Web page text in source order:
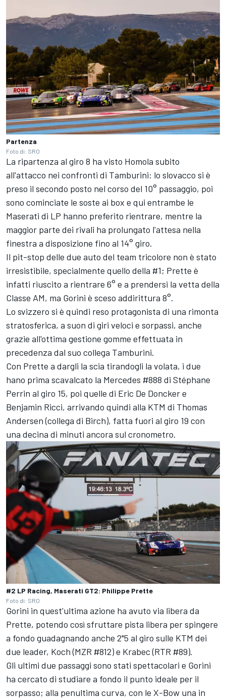
Partenza
Foto di: SRO
La ripartenza al giro 8 ha visto Homola subito
all'attacco nei confronti di Tamburini: lo slovacco si è
preso il secondo posto nel corso del 10° passaggio, poi
sono cominciate le soste ai box e qui entrambe le
Maserati di LP hanno preferito rientrare, mentre la
maggior parte dei rivali ha prolungato l'attesa nella
finestra a disposizione fino al 14° giro.
Il pit-stop delle due auto del team tricolore non è stato
irresistibile, specialmente quello della #1; Prette è
infatti riuscito a rientrare 6° e a prendersi la vetta della
Classe AM, ma Gorini è sceso addirittura 8°.
Lo svizzero si è quindi reso protagonista di una rimonta
stratosferica, a suon di giri veloci e sorpassi, anche
grazie all'ottima gestione gomme effettuata in
precedenza dal suo collega Tamburini.
Con Prette a dargli la scia tirandogli la volata, i due
hano prima scavalcato la Mercedes #888 di Stéphane
Perrin al giro 15, poi quelle di Eric De Doncker e
Benjamin Ricci, arrivando quindi alla KTM di Thomas
Andersen (collega di Birch), fatta fuori al giro 19 con
una decina di minuti ancora sul cronometro.
#2 LP Racing, Maserati GT2: Philippe Prette
Foto di: SRO
Gorini in quest'ultima azione ha avuto via libera da
Prette, potendo così sfruttare pista libera per spingere
a fondo guadagnando anche 2"5 al giro sulle KTM dei
due leader, Koch (MZR #812) e Krabec (RTR #89).
Gli ultimi due passaggi sono stati spettacolari e Gorini
ha cercato di studiare a fondo il punto ideale per il
sorpasso; alla penultima curva, con le X-Bow una in